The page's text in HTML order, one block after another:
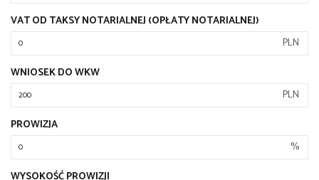
VAT OD TAKSY NOTARIALNEJ (OPŁATY NOTARIALNEJ)
PLN
WNIOSEK DO WKW
PLN
PROWIZJA
%
WYSOKOŚĆ PROWIZJI